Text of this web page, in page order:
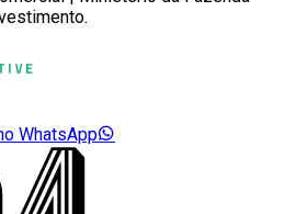
WhatsApp